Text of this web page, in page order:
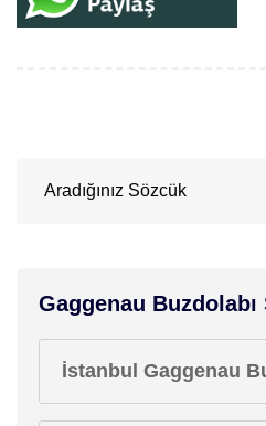
Gaggenau
İstanbul Gaggenau